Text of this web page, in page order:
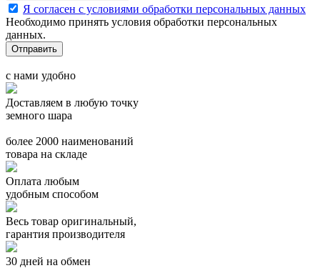
Я согласен с условиями обработки персональных данных
Необходимо принять условия обработки персональных
данных.
с нами удобно
Доставляем в любую точку
земного шара
более 2000 наименований
товара на складе
Оплата любым
удобным способом
Весь товар оригинальный,
гарантия производителя
30 дней на обмен